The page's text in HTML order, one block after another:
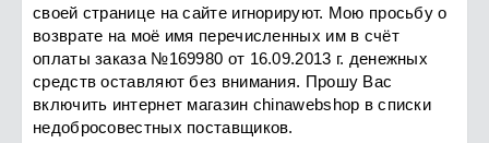
своей странице на сайте игнорируют. Мою просьбу о
возврате на моё имя перечисленных им в счёт
оплаты заказа №169980 от 16.09.2013 г. денежных
средств оставляют без внимания. Прошу Вас
включить интернет магазин chinawebshop в списки
недобросовестных поставщиков.